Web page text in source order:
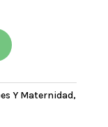
Y Maternidad,